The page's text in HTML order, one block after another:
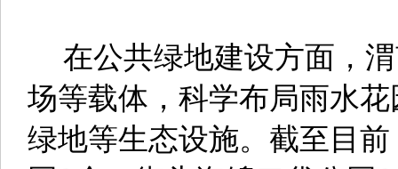
在公共绿地建设方面，
场等载体，科学布局雨水
绿地等生态设施。截至目